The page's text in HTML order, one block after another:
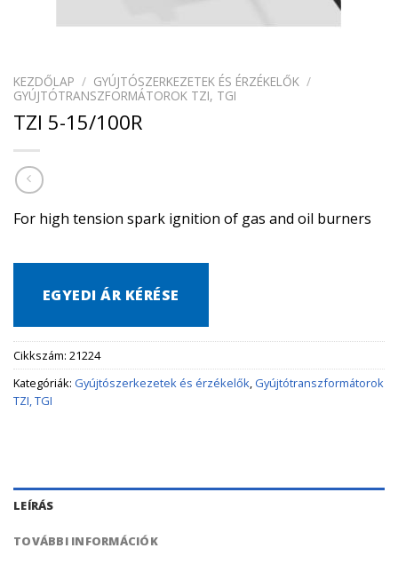
KEZDŐLAP / GYÚJTÓSZERKEZETEK ÉS ÉRZÉKELŐK /
GYÚJTÓTRANSZFORMÁTOROK TZI, TGI
TZI 5-15/100R
For high tension spark ignition of gas and oil burners
EGYEDI ÁR KÉRÉSE
Cikkszám: 21224
Kategóriák: Gyújtószerkezetek és érzékelők, Gyújtótranszformátorok
TZI, TGI
LEÍRÁS
TOVÁBBI INFORMÁCIÓK